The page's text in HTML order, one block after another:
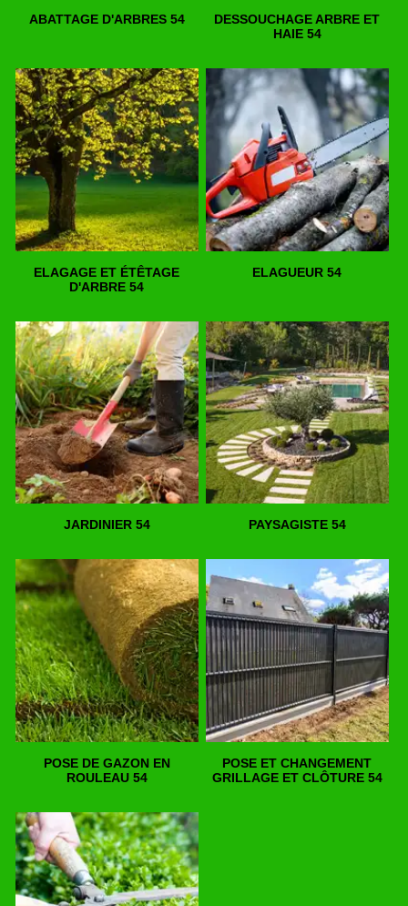
ABATTAGE D'ARBRES 54
DESSOUCHAGE ARBRE ET
HAIE 54
ELAGAGE ET ÉTÊTAGE
D'ARBRE 54
ELAGUEUR 54
JARDINIER 54 PAYSAGISTE 54
POSE DE GAZON EN
ROULEAU 54
POSE ET CHANGEMENT
GRILLAGE ET CLÔTURE 54